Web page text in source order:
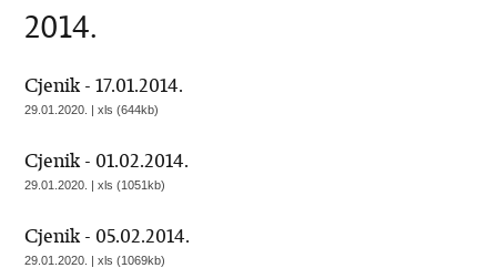
2014.
Cjenik - 17.01.2014.
29.01.2020. | xls (644kb)
Cjenik - 01.02.2014.
29.01.2020. | xls (1051kb)
Cjenik - 05.02.2014.
29.01.2020. | xls (1069kb)